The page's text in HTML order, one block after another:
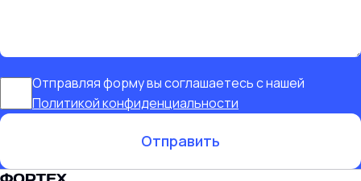
Отправляя форму вы соглашаетесь с нашей
Политикой конфиденциальности
Отправить